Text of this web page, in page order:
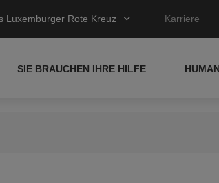
Luxemburger Rote Kreuz Karriere
SIE BRAUCHEN IHRE HILFE